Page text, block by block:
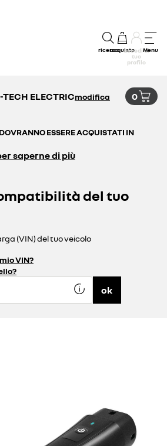
ricercaacquistoaccedi al
tuo
profilo
Menu
TECH ELECTRICmodifica 0
ESSERE ACQUISTATI IN
saperne di più
del tuo
(VIN) del tuo veicolo
VIN?
ok